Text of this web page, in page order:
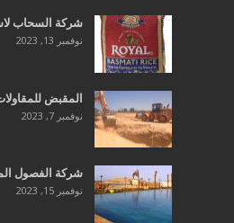
شركة السحاب
نوفمبر 13, 2023
المقبض
نوفمبر 7, 2023
شركة الفصول
نوفمبر 15, 2023